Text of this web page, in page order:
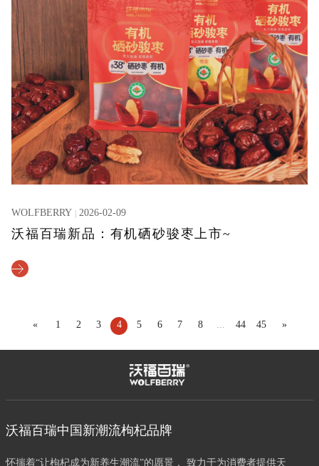
WOLFBERRY 2026-02-09
沃福百瑞新品：有机硒砂骏枣上市~
« 1 2 3 4 5 6 7 8 ... 44 45 »
沃福百瑞中国新潮流枸杞品牌
怀揣着“让枸杞成为新养生潮流”的愿景， 致力于为消费者提供天